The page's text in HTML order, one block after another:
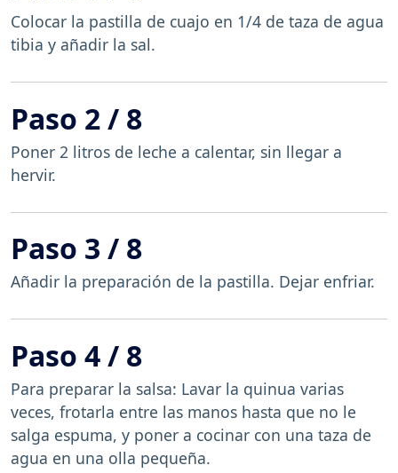
Colocar la pastilla de cuajo en 1/4 de taza de agua
tibia y añadir la sal.
Paso 2 / 8
Poner 2 litros de leche a calentar, sin llegar a
hervir.
Paso 3 / 8
Añadir la preparación de la pastilla. Dejar enfriar.
Paso 4 / 8
Para preparar la salsa: Lavar la quinua varias
veces, frotarla entre las manos hasta que no le
salga espuma, y poner a cocinar con una taza de
agua en una olla pequeña.